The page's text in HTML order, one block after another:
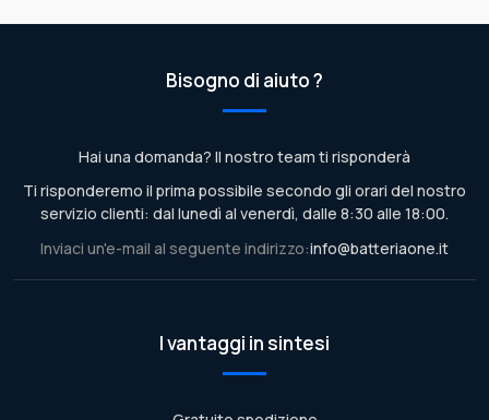
Bisogno di aiuto ?
Hai una domanda? Il nostro team ti risponderà
Ti risponderemo il prima possibile secondo gli orari del nostro
servizio clienti: dal lunedì al venerdì, dalle 8:30 alle 18:00.
Inviaci un'e-mail al seguente indirizzo:info@batteriaone.it
I vantaggi in sintesi